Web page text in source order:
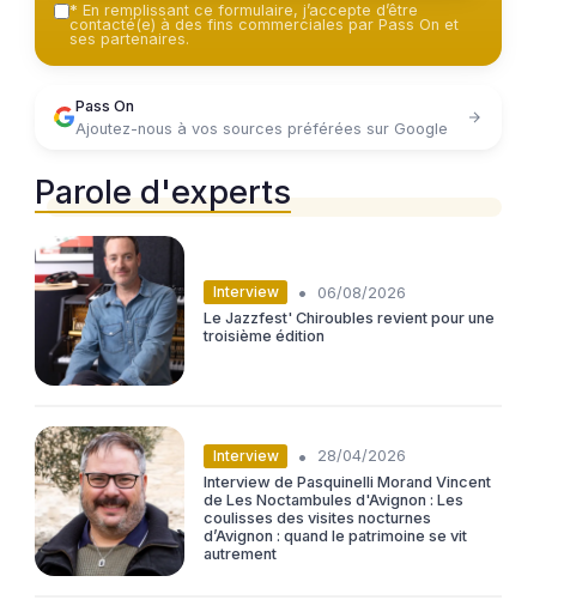
* En remplissant ce formulaire, j’accepte d’être
contacté(e) à des fins commerciales par Pass On et
ses partenaires.
Pass On
Ajoutez-nous à vos sources préférées sur Google
Parole d'experts
Interview •
06/08/2026
Le Jazzfest' Chiroubles revient pour une
troisième édition
Interview •
28/04/2026
Interview de Pasquinelli Morand Vincent
de Les Noctambules d'Avignon : Les
coulisses des visites nocturnes
d’Avignon : quand le patrimoine se vit
autrement